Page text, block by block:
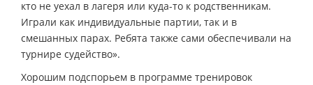
кто не уехал в лагеря или куда-то к родственникам.
Играли как индивидуальные партии, так и в
смешанных парах. Ребята также сами обеспечивали на
турнире судейство».
Хорошим подспорьем в программе тренировок